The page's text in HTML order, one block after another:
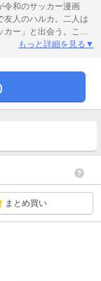
令和のサッカー漫画
友人のハルカ。二人は
ー」と出会う。この
小山田の隠れた才能
ー」で、コイツらが
もっと詳細を見る▼
まとめ買い